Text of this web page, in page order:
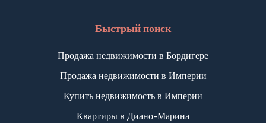
Быстрый поиск
Продажа недвижимости в Бордигере
Продажа недвижимости в Империи
Купить недвижимость в Империи
Квартиры в Диано-Марина